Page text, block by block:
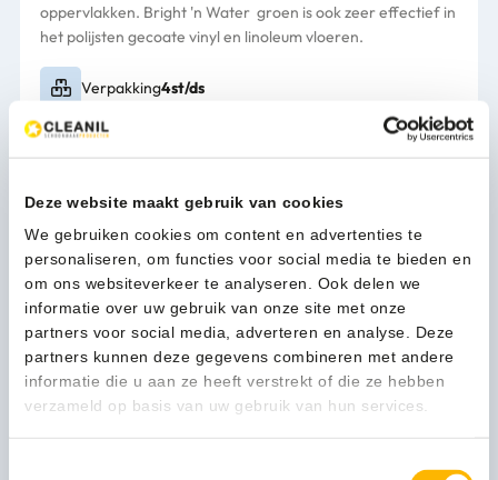
Deze website maakt gebruik van cookies
We gebruiken cookies om content en advertenties te
personaliseren, om functies voor social media te bieden en
om ons websiteverkeer te analyseren. Ook delen we
informatie over uw gebruik van onze site met onze
partners voor social media, adverteren en analyse. Deze
partners kunnen deze gegevens combineren met andere
informatie die u aan ze heeft verstrekt of die ze hebben
verzameld op basis van uw gebruik van hun services.
oppervlakken. Bright 'n Water groen is ook zeer effectief in
het polijsten gecoate vinyl en linoleum vloeren.
Verpakking4st/ds
98,90(119,67 Incl. btw)
Bright
'n
Water
Cleaning
pad
Groen
9"
-
20200409
In winkelwagen
1-3 werkdagen
Kan ik u helpen?
Neem contact op